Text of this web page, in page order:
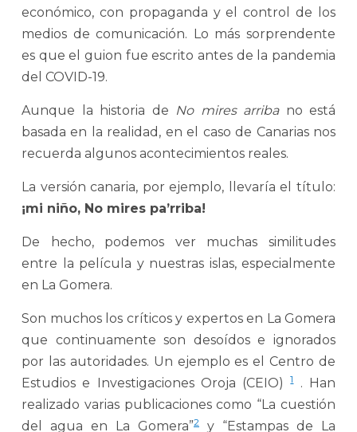
económico, con propaganda y el control de los
medios de comunicación. Lo más sorprendente
es que el guion fue escrito antes de la pandemia
del COVID-19.
Aunque la historia de No mires arriba no está
basada en la realidad, en el caso de Canarias nos
recuerda algunos acontecimientos reales.
La versión canaria, por ejemplo, llevaría el título:
¡mi niño, No mires pa’rriba!
De hecho, podemos ver muchas similitudes
entre la película y nuestras islas, especialmente
en La Gomera.
Son muchos los críticos y expertos en La Gomera
que continuamente son desoídos e ignorados
por las autoridades. Un ejemplo es el Centro de
Estudios e Investigaciones Oroja (CEIO)1. Han
realizado varias publicaciones como “La cuestión
del agua en La Gomera”2
y “Estampas de La